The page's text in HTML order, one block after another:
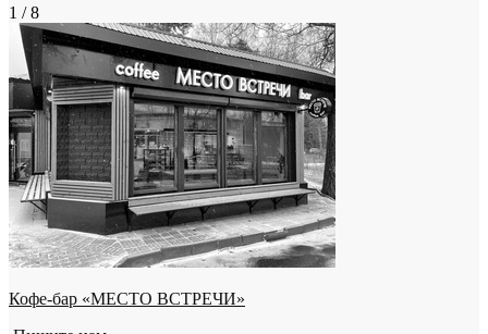
1 / 8
Кофе-бар «МЕСТО ВСТРЕЧИ»